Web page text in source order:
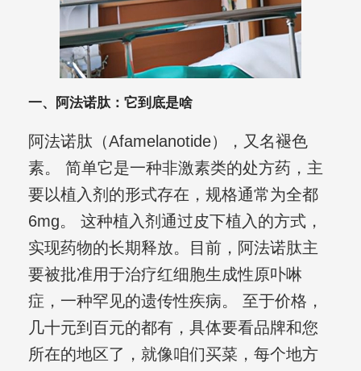
一、阿法诺肽：它到底是啥
阿法诺肽（Afamelanotide），又名褪色
素。 简单它是一种非激素类的处方药，主
要以植入剂的形式存在，规格通常为全都
6mg。 这种植入剂通过皮下植入的方式，
实现药物的长期释放。目前，阿法诺肽主
要被批准用于治疗红细胞生成性原卟啉
症，一种罕见的遗传性疾病。 至于价格，
几十元到百元的都有，具体要看品牌和您
所在的地区了，就像咱们买菜，每个地方